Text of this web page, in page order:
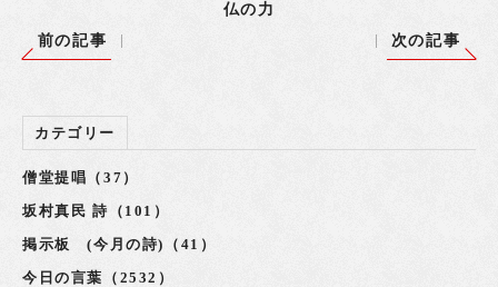
仏の力
前の記事
次の記事
カテゴリー
僧堂提唱（37）
坂村真民 詩（101）
掲示板 (今月の詩)（41）
今日の言葉（2532）